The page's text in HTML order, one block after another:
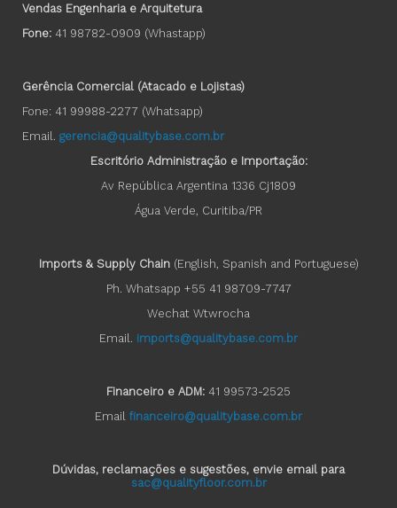
Vendas Engenharia e Arquitetura
Fone: 41 98782-0909 (Whastapp)
Gerência Comercial (Atacado e Lojistas)
Fone: 41 99988-2277 (Whatsapp)
Email. gerencia@qualitybase.com.br
Escritório Administração e Importação:
Av República Argentina 1336 Cj1809
Água Verde, Curitiba/PR
Imports & Supply Chain (English, Spanish and Portuguese)
Ph. Whatsapp +55 41 98709-7747
Wechat Wtwrocha
Email. imports@qualitybase.com.br
Financeiro e ADM: 41 99573-2525
Email financeiro@qualitybase.com.br
Dúvidas, reclamações e sugestões, envie email para
sac@qualityfloor.com.br